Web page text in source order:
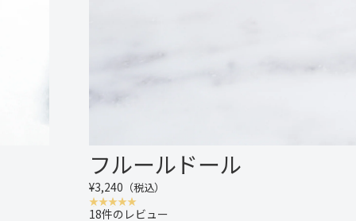
フルールドール
¥3,240 （税込）
18件のレビュー